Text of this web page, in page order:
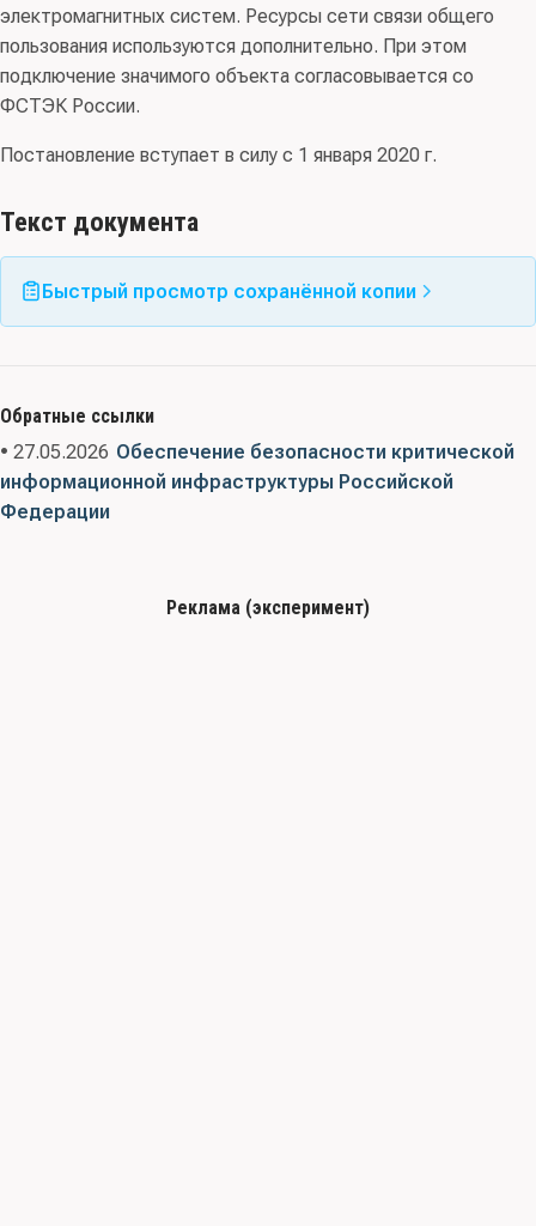
электромагнитных систем. Ресурсы сети связи общего
пользования используются дополнительно. При этом
подключение значимого объекта согласовывается со
ФСТЭК России.
Постановление вступает в силу с 1 января 2020 г.
Текст документа
Быстрый просмотр сохранённой копии
Обратные ссылки
• 27.05.2026 Обеспечение безопасности критической
информационной инфраструктуры Российской
Федерации
Реклама (эксперимент)